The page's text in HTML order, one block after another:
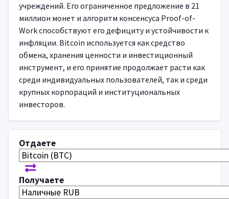
учреждений. Его ограниченное предложение в 21
миллион монет и алгоритм консенсуса Proof-of-
Work способствуют его дефициту и устойчивости к
инфляции. Bitcoin используется как средство
обмена, хранения ценности и инвестиционный
инструмент, и его принятие продолжает расти как
среди индивидуальных пользователей, так и среди
крупных корпораций и институциональных
инвесторов.
Отдаете
Получаете